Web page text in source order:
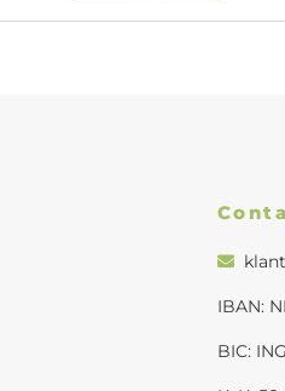
IBAN:
BIC: